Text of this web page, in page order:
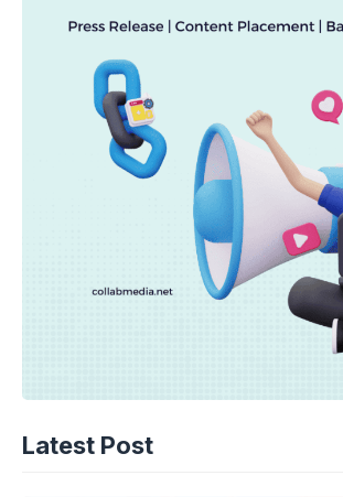
Latest Post